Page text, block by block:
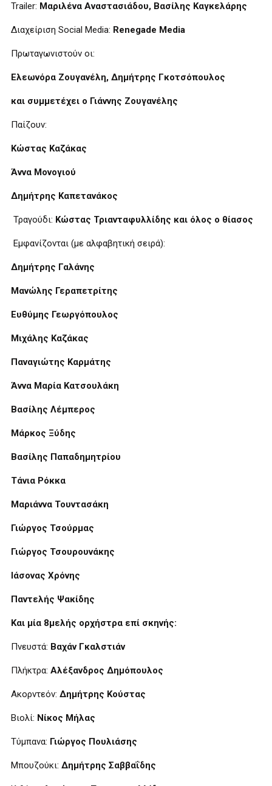
Trailer: Μαριλένα Αναστασιάδου, Βασίλης Καγκελάρης
Διαχείριση Social Media: Renegade Media
Πρωταγωνιστούν οι:
Ελεωνόρα Ζουγανέλη, Δημήτρης Γκοτσόπουλος
και συμμετέχει ο Γιάννης Ζουγανέλης
Παίζουν:
Κώστας Καζάκας
Άννα Μονογιού
Δημήτρης Καπετανάκος
Τραγούδι: Κώστας Τριανταφυλλίδης και όλος ο θίασος
Εμφανίζονται (με αλφαβητική σειρά):
Δημήτρης Γαλάνης
Μανώλης Γεραπετρίτης
Ευθύμης Γεωργόπουλος
Μιχάλης Καζάκας
Παναγιώτης Καρμάτης
Άννα Μαρία Κατσουλάκη
Βασίλης Λέμπερος
Μάρκος Ξύδης
Βασίλης Παπαδημητρίου
Τάνια Ρόκκα
Μαριάννα Τουντασάκη
Γιώργος Τσούρμας
Γιώργος Τσουρουνάκης
Ιάσονας Χρόνης
Παντελής Ψακίδης
Και μία 8μελής ορχήστρα επί σκηνής:
Πνευστά: Βαχάν Γκαλστιάν
Πλήκτρα: Αλέξανδρος Δημόπουλος
Ακορντεόν: Δημήτρης Κούστας
Βιολί: Νίκος Μήλας
Τύμπανα: Γιώργος Πουλιάσης
Μπουζούκι: Δημήτρης Σαββαΐδης